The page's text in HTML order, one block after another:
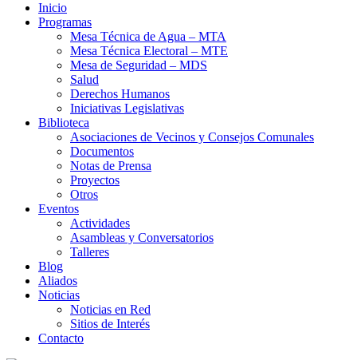
Inicio
Programas
Mesa Técnica de Agua – MTA
Mesa Técnica Electoral – MTE
Mesa de Seguridad – MDS
Salud
Derechos Humanos
Iniciativas Legislativas
Biblioteca
Asociaciones de Vecinos y Consejos Comunales
Documentos
Notas de Prensa
Proyectos
Otros
Eventos
Actividades
Asambleas y Conversatorios
Talleres
Blog
Aliados
Noticias
Noticias en Red
Sitios de Interés
Contacto